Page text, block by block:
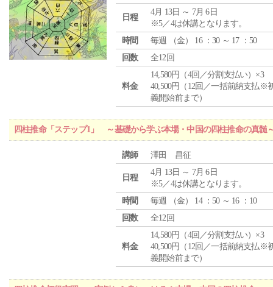
日程
4月 13日 ～ 7月 6日
※5／4は休講となります。
時間
毎週 （金） 16 ：30 ～ 17 ：50
回数
全12回
料金
14,580円（4回／分割支払い）×3
40,500円（12回／一括前納支払※
義開始前まで）
四柱推命「ステップ1」 ～基礎から学ぶ本場・中国の四柱推命の真髄
講師 澤田 昌征
日程
4月 13日 ～ 7月 6日
※5／4は休講となります。
時間
毎週 （金） 14 ：50 ～ 16 ：10
回数
全12回
料金
14,580円（4回／分割支払い）×3
40,500円（12回／一括前納支払※
義開始前まで）